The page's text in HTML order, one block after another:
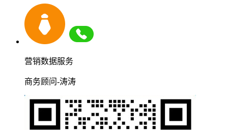
营销数据服务
商务顾问-涛涛